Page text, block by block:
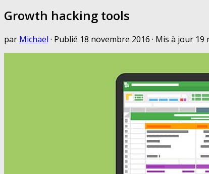
Growth hacking tools
par Michael · Publié 18 novembre 2016 · Mis à jour 19